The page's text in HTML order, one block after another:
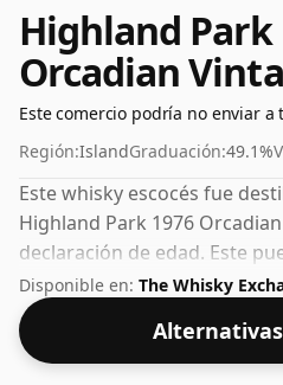
Highland Park
Orcadian
Este comercio podría no enviar a
Región:IslandGraduación:49.1%
Este whisky escocés fue
Highland Park 1976
declaración de edad. Este
whisky de mayor
Se presenta en el tamaño
70 cl.
Disponible en: The Whisky